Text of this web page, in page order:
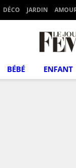
DÉCO JARDIN
BÉBÉ ENFANT